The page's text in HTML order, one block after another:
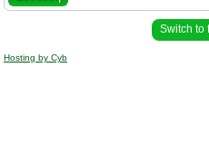
Switch to
Hosting by Cyb